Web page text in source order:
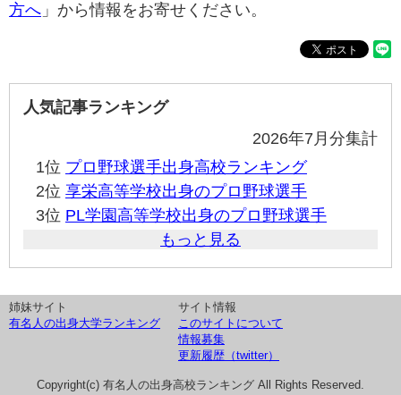
方へ 」から情報をお寄せください。
人気記事ランキング
2026年7月分集計
1位 プロ野球選手出身高校ランキング
2位 享栄高等学校出身のプロ野球選手
3位 PL学園高等学校出身のプロ野球選手
もっと見る
姉妹サイト
有名人の出身大学ランキング
サイト情報
このサイトについて
情報募集
更新履歴（twitter）
Copyright(c) 有名人の出身高校ランキング All Rights Reserved.